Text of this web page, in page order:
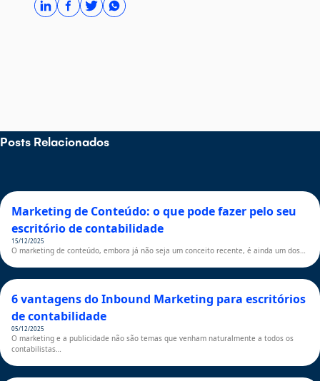
Posts Relacionados
Marketing de Conteúdo: o que pode fazer pelo seu
escritório de contabilidade
15/12/2025
O marketing de conteúdo, embora já não seja um conceito recente, é ainda um dos…
6 vantagens do Inbound Marketing para escritórios
de contabilidade
05/12/2025
O marketing e a publicidade não são temas que venham naturalmente a todos os
contabilistas…